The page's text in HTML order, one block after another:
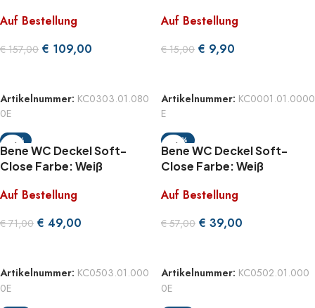
Auf Bestellung
€157,00 € 109,00
Artikelnummer: KC0303.01.080
0E
Auf Bestellung
€15,00 € 9,90
Artikelnummer: KC0001.01.0000
E
-31%
Bene WC Deckel Soft-
Close Farbe: Weiß
Auf Bestellung
€71,00 € 49,00
Artikelnummer: KC0503.01.000
0E
-32%
Bene WC Deckel Soft-
Close Farbe: Weiß
Auf Bestellung
€57,00 € 39,00
Artikelnummer: KC0502.01.000
0E